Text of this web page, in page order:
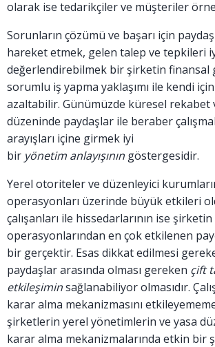
olarak ise tedarikçiler ve müşteriler
Sorunların çözümü ve başarı için
hareket etmek, gelen talep ve tepkileri
değerlendirebilmek bir şirketin finansal
sorumlu iş yapma yaklaşımı ile kendi
azaltabilir. Günümüzde küresel rekabet
düzeninde paydaşlar ile beraber
arayışları içine girmek iyi
bir yönetim anlayışının göstergesidir.
Yerel otoriteler ve düzenleyici
operasyonları üzerinde büyük etkileri
çalışanları ile hissedarlarının ise şirketin
operasyonlarından en çok etkilenen
bir gerçektir. Esas dikkat edilmesi
paydaşlar arasında olması gereken çift
etkileşiminsağlanabiliyor olmasıdır.
karar alma mekanizmasını
şirketlerin yerel yönetimlerin ve yasa
karar alma mekanizmalarında etkin bir